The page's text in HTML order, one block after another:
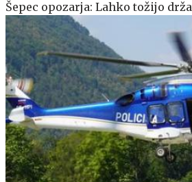
Šepec opozarja: Lahko tožijo